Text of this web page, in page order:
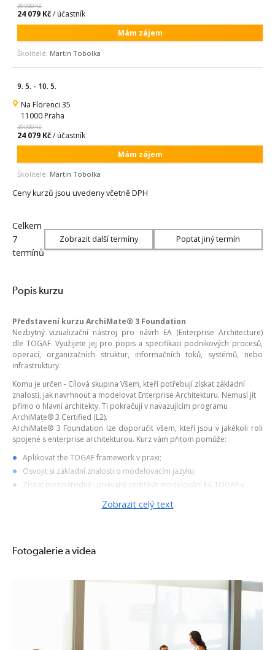
39 930 Kč
24 079 Kč/ účastník
Mám zájem
Školitelé: Martin Tobolka
9. 5. - 10. 5.
Na Florenci 35
11000 Praha
39 930 Kč
24 079 Kč/ účastník
Mám zájem
Školitelé: Martin Tobolka
Ceny kurzů jsou uvedeny včetně DPH
Celkem
7
termínů
Zobrazit další termíny Poptat jiný termín
Popis kurzu
Představení kurzu ArchiMate® 3 Foundation
Nezbytný vizualizační nástroj pro návrh EA (Enterprise Architecture)
dle TOGAF. Využijete jej pro popis a specifikaci podnikových procesů,
operací, organizačních struktur, informačních toků, systémů, nebo
infrastruktury.
Komu je určen - Cílová skupina Všem, kteří potřebují získat základní
znalosti, jak navrhnout a modelovat Enterprise Architekturu. Nemusí jít
přímo o hlavní architekty. Ti pokračují v navazujícím programu
ArchiMate® 3 Certified (L2).
ArchiMate® 3 Foundation lze doporučit všem, kteří jsou v jakékoli roli
spojené s enterprise architekturou. Kurz vám přitom pomůže:
Aplikovat the TOGAF framework v praxi;
Osvojit si základní znalosti o modelovacím jazyku;
Získat mezinárodně uznávaný certifikát modelování EA TOGAF v
Úvod do ArchiMate
Klíčové koncepty
Zobrazit celý text
Fotogalerie a videa